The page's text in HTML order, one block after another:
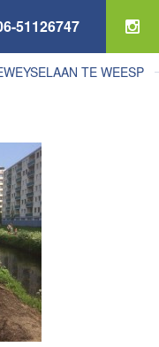
51126747
TE WEESP